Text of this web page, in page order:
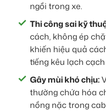
ngồi trong xe.
Thi công sai kỹ
cách, không ép
khiến hiệu quả
tiếng kêu lạch
Gây mùi khó chịu:
thường chứa hóa
nồng nặc trong